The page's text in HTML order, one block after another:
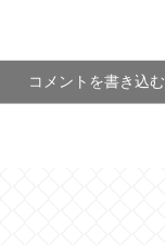
コメントを書き込む